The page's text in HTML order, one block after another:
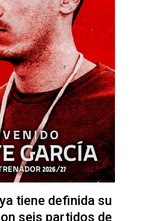
tiene definida su
seis partidos de